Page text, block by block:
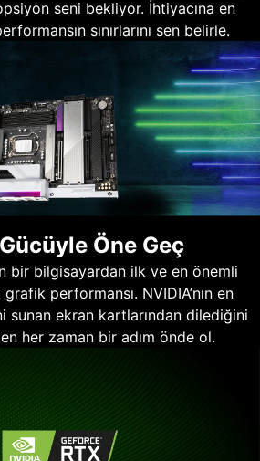
seni bekliyor. İhtiyacına en
sınırlarını sen belirle.
Öne Geç
bir bilgisayardan ilk ve en önemli
performansı. NVIDIA’nın en
sunan ekran kartlarından dilediğini
her zaman bir adım önde ol.